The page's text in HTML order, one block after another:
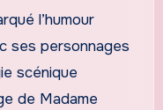
l’humour
ses personnages
scénique
de Madame